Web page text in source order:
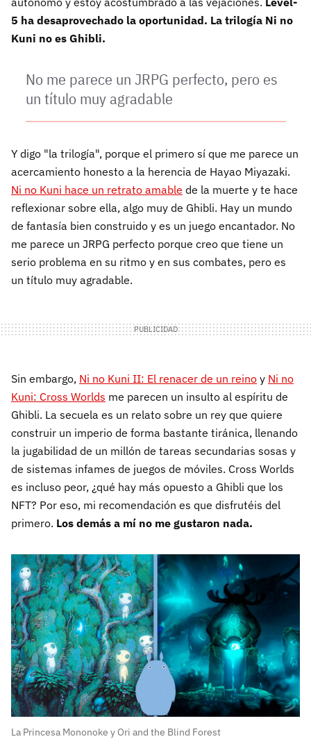
5 ha desaprovechado la oportunidad. La trilogía Ni no
Kuni no es Ghibli.
No me parece un JRPG perfecto, pero es
un título muy agradable
Y digo "la trilogía", porque el primero sí que me parece un
acercamiento honesto a la herencia de Hayao Miyazaki.
Ni no Kuni hace un retrato amable de la muerte y te hace
reflexionar sobre ella, algo muy de Ghibli. Hay un mundo
de fantasía bien construido y es un juego encantador. No
me parece un JRPG perfecto porque creo que tiene un
serio problema en su ritmo y en sus combates, pero es
un título muy agradable.
Sin embargo, Ni no Kuni II: El renacer de un reino y Ni no
Kuni: Cross Worlds me parecen un insulto al espíritu de
Ghibli. La secuela es un relato sobre un rey que quiere
construir un imperio de forma bastante tiránica, llenando
la jugabilidad de un millón de tareas secundarias sosas y
de sistemas infames de juegos de móviles. Cross Worlds
es incluso peor, ¿qué hay más opuesto a Ghibli que los
NFT? Por eso, mi recomendación es que disfrutéis del
primero. Los demás a mí no me gustaron nada.
La Princesa Mononoke y Ori and the Blind Forest